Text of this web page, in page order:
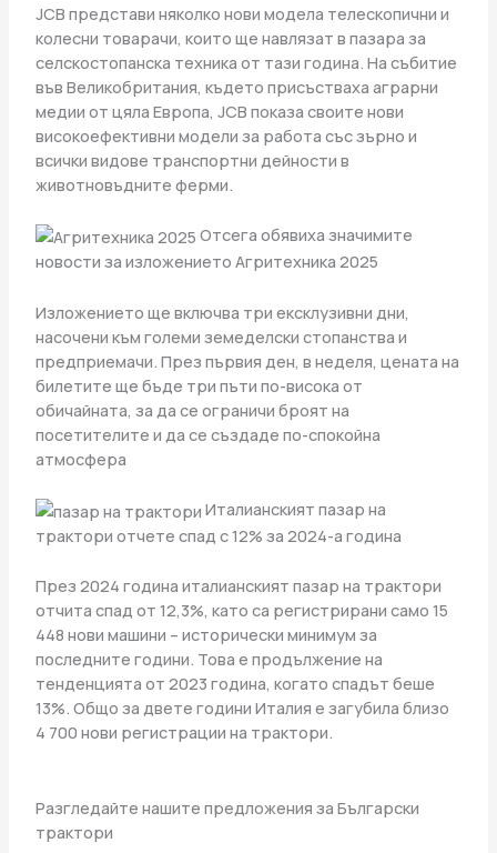
JCB представи няколко нови модела телескопични и
колесни товарачи, които ще навлязат в пазара за
селскостопанска техника от тази година. На събитие
във Великобритания, където присъстваха аграрни
медии от цяла Европа, JCB показа своите нови
високоефективни модели за работа със зърно и
всички видове транспортни дейности в
животновъдните ферми.
Отсега обявиха значимите
новости за изложението Агритехника 2025
Изложението ще включва три ексклузивни дни,
насочени към големи земеделски стопанства и
предприемачи. През първия ден, в неделя, цената на
билетите ще бъде три пъти по-висока от
обичайната, за да се ограничи броят на
посетителите и да се създаде по-спокойна
атмосфера
Италианският пазар на
трактори отчете спад с 12% за 2024-а година
През 2024 година италианският пазар на трактори
отчита спад от 12,3%, като са регистрирани само 15
448 нови машини – исторически минимум за
последните години. Това е продължение на
тенденцията от 2023 година, когато спадът беше
13%. Общо за двете години Италия е загубила близо
4 700 нови регистрации на трактори.
Разгледайте нашите предложения за Български
трактори